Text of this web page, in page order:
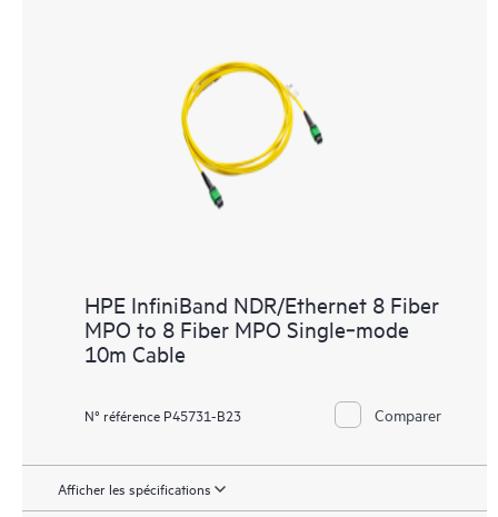
HPE InfiniBand NDR/Ethernet 8 Fiber
MPO to 8 Fiber MPO Single‑mode
10m Cable
N° référence P45731-B23 Comparer
Afficher les spécifications